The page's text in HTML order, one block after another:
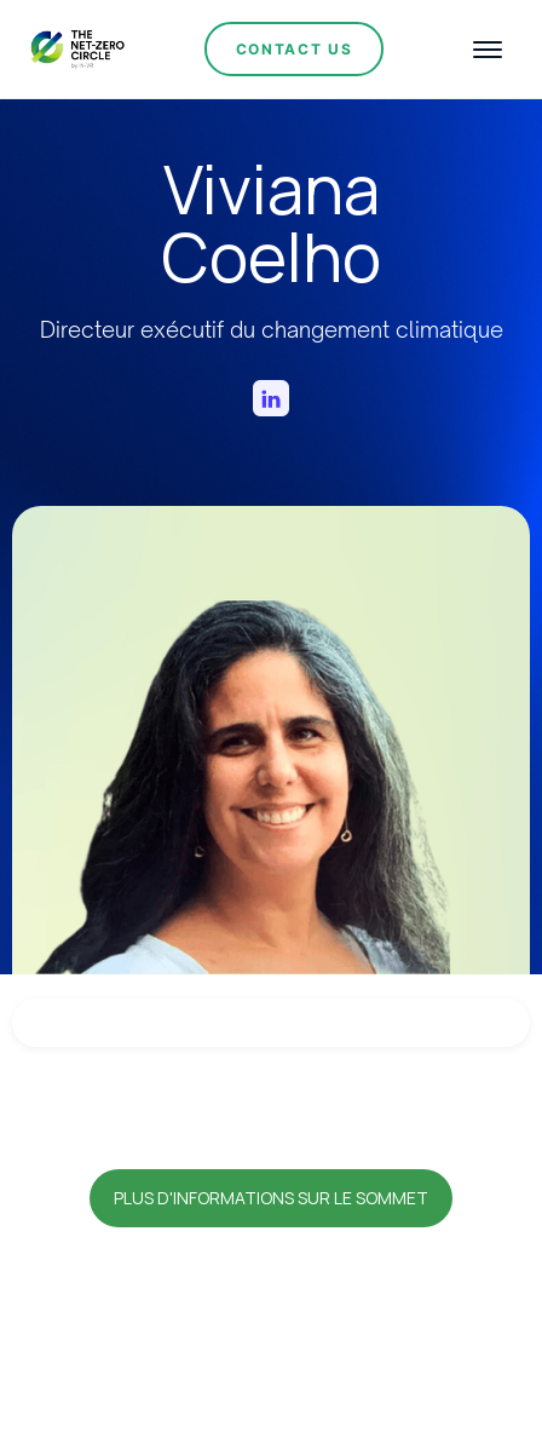
CONTACT US
Viviana
Coelho
Directeur exécutif du changement climatique
PLUS D'INFORMATIONS SUR LE SOMMET